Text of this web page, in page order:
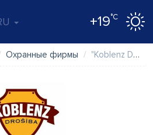
+19°C
Охранные фирмы "Koblenz Drošība", SIA, apsardze Ādažos